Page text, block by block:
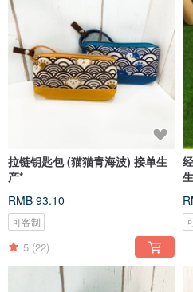
拉链钥匙包 (猫猫青海波) 接单生
产*
RMB 93.10
可客制
5 (22)